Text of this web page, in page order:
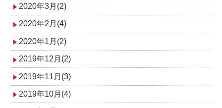
2020年3月(2)
2020年2月(4)
2020年1月(2)
2019年12月(2)
2019年11月(3)
2019年10月(4)